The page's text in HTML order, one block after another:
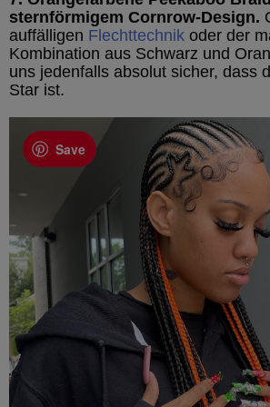
sternförmigem Cornrow-Design.
auffälligen Flechttechnik oder der
Kombination aus Schwarz und
uns jedenfalls absolut sicher, dass
Star ist.
Save